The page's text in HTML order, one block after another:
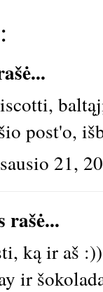
post'o,
21,
rašė...
ką ir aš
ir